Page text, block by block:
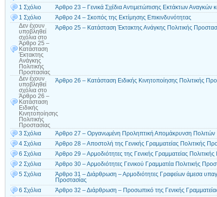
1 Σχόλιο
Άρθρο 23 – Γενικά Σχέδια Αντιμετώπισης Εκτάκτων Αναγκών
1 Σχόλιο
Άρθρο 24 – Σκοπός της Εκτίμησης Επικινδυνότητας
Δεν έχουν
υποβληθεί
σχόλια στο
Άρθρο 25 –
Κατάσταση
Έκτακτης
Ανάγκης
Πολιτικής
Προστασίας
Άρθρο 25 – Κατάσταση Έκτακτης Ανάγκης Πολιτικής
Δεν έχουν
υποβληθεί
σχόλια στο
Άρθρο 26 –
Κατάσταση
Ειδικής
Κινητοποίησης
Πολιτικής
Προστασίας
Άρθρο 26 – Κατάσταση Ειδικής Κινητοποίησης Πολιτικής
3 Σχόλια
Άρθρο 27 – Οργανωμένη Προληπτική Απομάκρυνση Πολιτών
4 Σχόλια
Άρθρο 28 – Αποστολή της Γενικής Γραμματείας Πολιτικής
6 Σχόλια
Άρθρο 29 – Αρμοδιότητες της Γενικής Γραμματείας
2 Σχόλια
Άρθρο 30 – Αρμοδιότητες Γενικού Γραμματέα Πολιτικής
5 Σχόλια
Άρθρο 31 – Διάρθρωση – Αρμοδιότητες Γραφείων άμεσα
Προστασίας
6 Σχόλια
Άρθρο 32 – Διάρθρωση – Προσωπικό της Γενικής